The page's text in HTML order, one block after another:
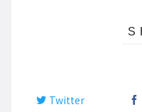
Twitter